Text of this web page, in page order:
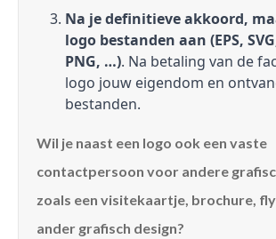
Na je definitieve akkoord,
logo bestanden aan (EPS,
PNG, …). Na betaling van de
logo jouw eigendom en
bestanden.
Wil je naast een logo ook een vaste
contactpersoon voor andere
zoals een visitekaartje, brochure,
ander grafisch design?